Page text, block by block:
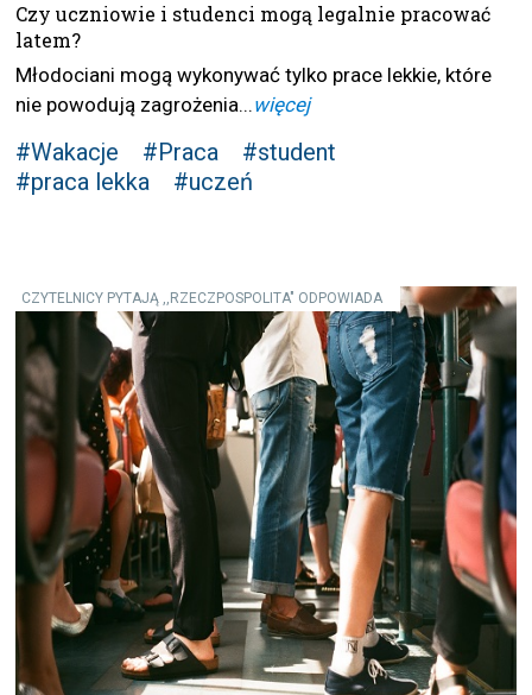
Czy uczniowie i studenci mogą legalnie pracować
latem?
Młodociani mogą wykonywać tylko prace lekkie, które
nie powodują zagrożenia...więcej
#Wakacje #Praca
#student
#praca lekka
#uczeń
CZYTELNICY PYTAJĄ ,,RZECZPOSPOLITA" ODPOWIADA